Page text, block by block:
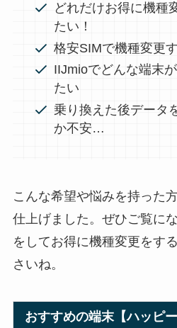
どれだけお得に機種
たい！
格安SIMで機種変更
IIJmioでどんな端末
たい
乗り換えた後データ
か不安…
こんな希望や悩みを持った
仕上げました。ぜひご覧に
をしてお得に機種変更をす
さいね。
おすすめの端末【ハッピ